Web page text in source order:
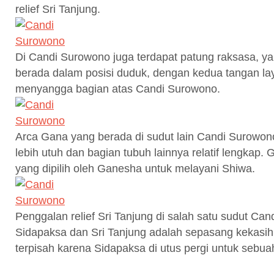
relief Sri Tanjung.
Di Candi Surowono juga terdapat patung raksasa,
berada dalam posisi duduk, dengan kedua tangan
menyangga bagian atas Candi Surowono.
Arca Gana yang berada di sudut lain Candi
lebih utuh dan bagian tubuh lainnya relatif lengkap.
yang dipilih oleh Ganesha untuk melayani Shiwa.
Penggalan relief Sri Tanjung di salah satu sudut
Sidapaksa dan Sri Tanjung adalah sepasang
terpisah karena Sidapaksa di utus pergi untuk